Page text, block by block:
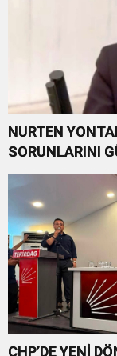
NURTEN
SORUNLARINI
CHP’DE YENİ